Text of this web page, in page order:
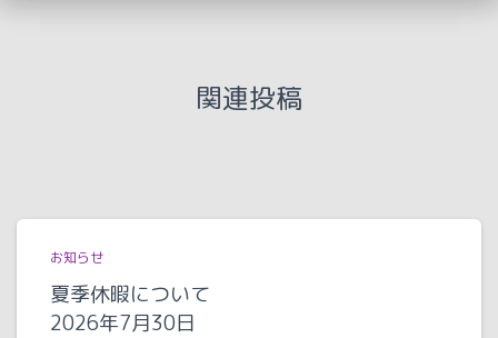
関連投稿
お知らせ
夏季休暇について
2026年7月30日